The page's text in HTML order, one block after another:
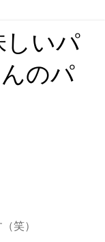
しいパ
のパ
笑）